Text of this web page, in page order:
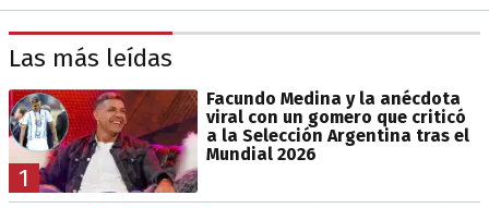
Las más leídas
1
Facundo Medina y la anécdota
viral con un gomero que criticó
a la Selección Argentina tras el
Mundial 2026